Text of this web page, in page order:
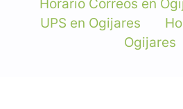
Horario Correos en
UPS en Ogijares
Ogijares